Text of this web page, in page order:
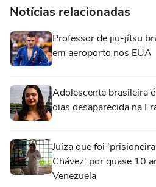
Notícias relacionadas
Professor de jiu-jítsu
em aeroporto nos EUA
Adolescente brasileira
dias desaparecida na
Juíza que foi
Chávez' por quase 10
Venezuela